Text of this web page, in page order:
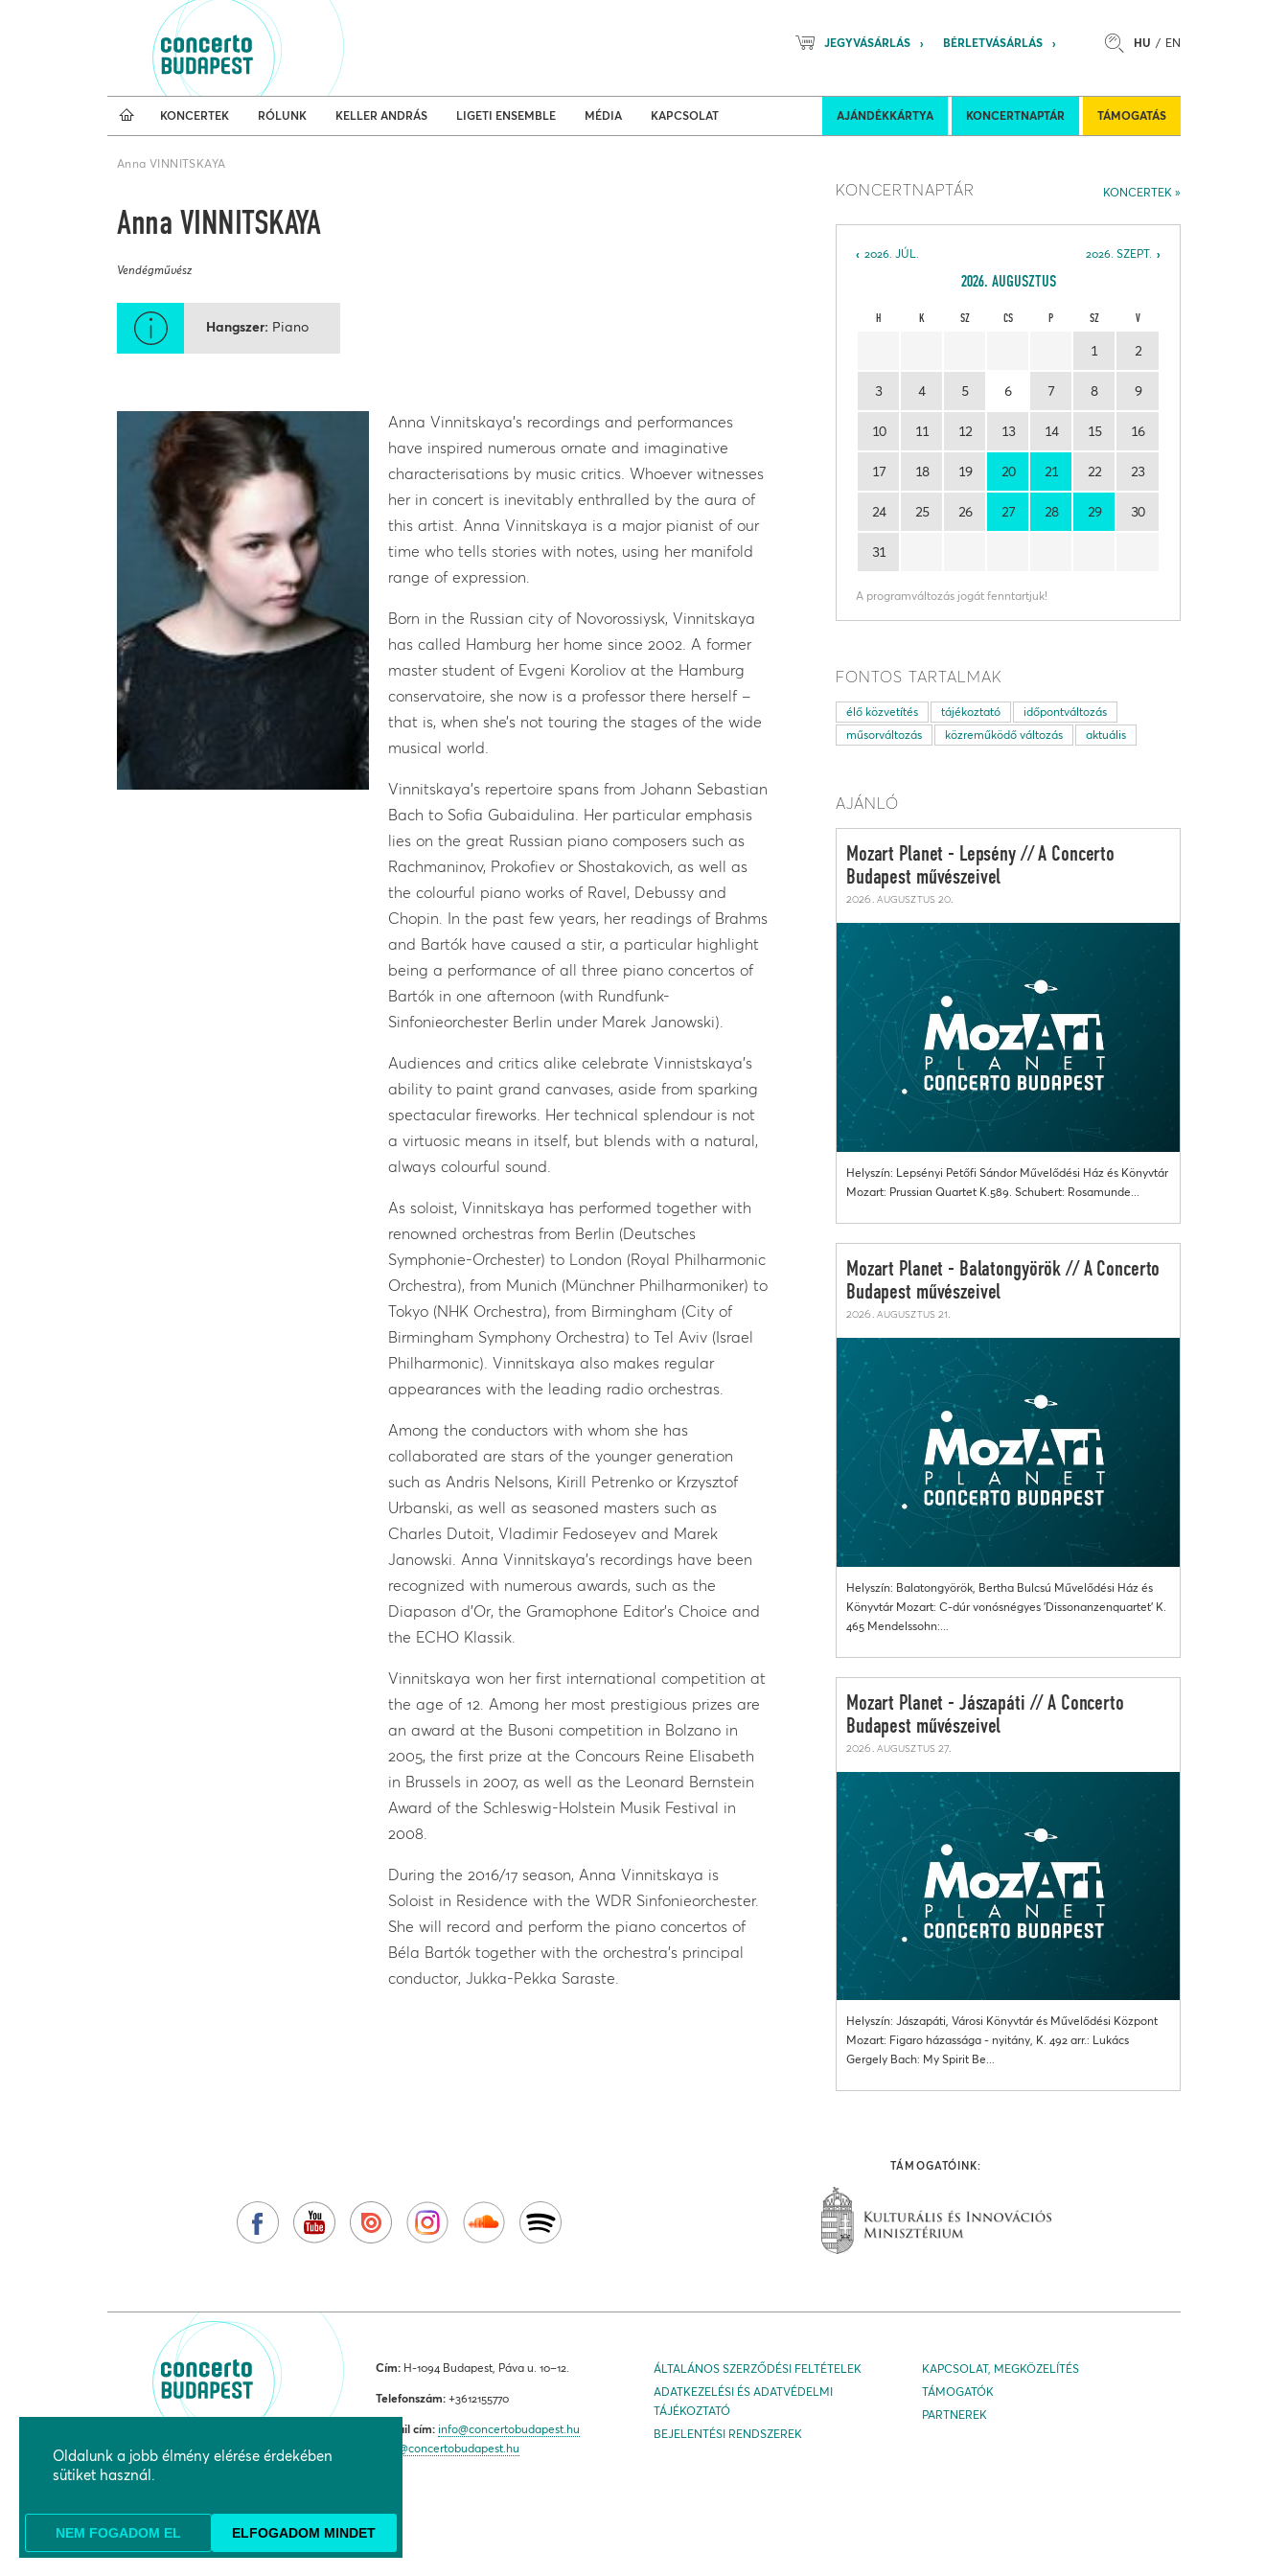
HU EN
JEGYVÁSÁRLÁS BÉRLETVÁSÁRLÁS
AJÁNDÉKKÁRTYA KONCERTNAPTÁR TÁMOGATÁS
KONCERTEK RÓLUNK KELLER ANDRÁS LIGETI ENSEMBLE MÉDIA KAPCSOLAT
Koncertnaptár
Anna VINNITSKAYA
Anna VINNITSKAYA
Vendégművész
Hangszer Piano
Anna Vinnitskaya’s recordings and performances
have inspired numerous ornate and imaginative
characterisations by music critics. Whoever witnesses
her in concert is inevitably enthralled by the aura of
this artist. Anna Vinnitskaya is a major pianist of our
time who tells stories with notes, using her manifold
range of expression.
Born in the Russian city of Novorossiysk, Vinnitskaya
has called Hamburg her home since 2002. A former
master student of Evgeni Koroliov at the Hamburg
conservatoire, she now is a professor there herself –
that is, when she’s not touring the stages of the wide
musical world.
Vinnitskaya’s repertoire spans from Johann Sebastian
Bach to Sofia Gubaidulina. Her particular emphasis
lies on the great Russian piano composers such as
Rachmaninov, Prokofiev or Shostakovich, as well as
the colourful piano works of Ravel, Debussy and
Chopin. In the past few years, her readings of Brahms
and Bartók have caused a stir, a particular highlight
being a performance of all three piano concertos of
Bartók in one afternoon (with Rundfunk-
Sinfonieorchester Berlin under Marek Janowski).
Audiences and critics alike celebrate Vinnistskaya’s
ability to paint grand canvases, aside from sparking
spectacular fireworks. Her technical splendour is not
a virtuosic means in itself, but blends with a natural,
always colourful sound.
As soloist, Vinnitskaya has performed together with
renowned orchestras from Berlin (Deutsches
Symphonie-Orchester) to London (Royal Philharmonic
Orchestra), from Munich (Münchner Philharmoniker) to
Tokyo (NHK Orchestra), from Birmingham (City of
Birmingham Symphony Orchestra) to Tel Aviv (Israel
Philharmonic). Vinnitskaya also makes regular
appearances with the leading radio orchestras.
Among the conductors with whom she has
collaborated are stars of the younger generation
such as Andris Nelsons, Kirill Petrenko or Krzysztof
Urbanski, as well as seasoned masters such as
Charles Dutoit, Vladimir Fedoseyev and Marek
Janowski. Anna Vinnitskaya’s recordings have been
recognized with numerous awards, such as the
Diapason d’Or, the Gramophone Editor’s Choice and
the ECHO Klassik.
Vinnitskaya won her first international competition at
the age of 12. Among her most prestigious prizes are
an award at the Busoni competition in Bolzano in
2005, the first prize at the Concours Reine Elisabeth
in Brussels in 2007, as well as the Leonard Bernstein
Award of the Schleswig-Holstein Musik Festival in
2008.
During the 2016/17 season, Anna Vinnitskaya is
Soloist in Residence with the WDR Sinfonieorchester.
She will record and perform the piano concertos of
Béla Bartók together with the orchestra’s principal
conductor, Jukka-Pekka Saraste.
KONCERTEK
KONCERTNAPTÁR
2026. SZEPT.
2026. JÚL.
2026. AUGUSZTUS
H K SZ CS P SZ V
1 2
3 4 5 6 7 8 9
10 11 12 13 14 15 16
17 18 19 20 21 22 23
24 25 26 27 28 29 30
31
A programváltozás jogát fenntartjuk!
FONTOS TARTALMAK
élő közvetítés tájékoztató
időpontváltozás
műsorváltozás
közreműködő változás aktuális
AJÁNLÓ
Mozart Planet - Lepsény // A Concerto
Budapest művészeivel
2026. augusztus 20.
Helyszín: Lepsényi Petőfi Sándor Művelődési Ház és Könyvtár
Mozart: Prussian Quartet K.589. Schubert: Rosamunde...
Mozart Planet - Balatongyörök // A Concerto
Budapest művészeivel
2026. augusztus 21.
Helyszín: Balatongyörök, Bertha Bulcsú Művelődési Ház és
Könyvtár Mozart: C-dúr vonósnégyes 'Dissonanzenquartet' K.
465 Mendelssohn:...
Mozart Planet - Jászapáti // A Concerto
Budapest művészeivel
2026. augusztus 27.
Helyszín: Jászapáti, Városi Könyvtár és Művelődési Központ
Mozart: Figaro házassága - nyitány, K. 492 arr.: Lukács
Gergely Bach: My Spirit Be...
TÁMOGATÓINK:
Cím: H-1094 Budapest, Páva u. 10–12.
Telefonszám: +3612155770
E-mail cím: info@concertobudapest.hu
jegy@concertobudapest.hu
ÁLTALÁNOS SZERZŐDÉSI FELTÉTELEK
ADATKEZELÉSI ÉS ADATVÉDELMI
TÁJÉKOZTATÓ
BEJELENTÉSI RENDSZEREK
KAPCSOLAT, MEGKÖZELÍTÉS
TÁMOGATÓK
PARTNEREK
Oldalunk a jobb élmény elérése érdekében
sütiket használ.
NEM FOGADOM EL ELFOGADOM MINDET